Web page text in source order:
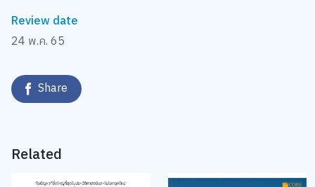
Review date
24 พ.ค. 65
Share
Related